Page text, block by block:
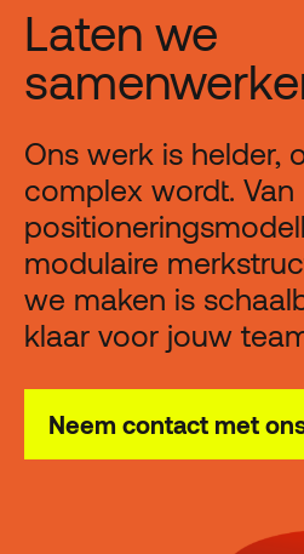
Laten we
Ons werk is helder,
complex wordt. Van
modulaire
we maken is
klaar voor jouw
Neem contact met